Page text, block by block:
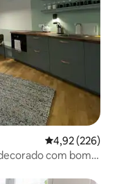
4,92 de uma
4,92 (226)
com bom